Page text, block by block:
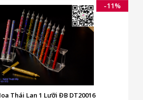
-11%
Thái Lan 1 Lưỡi ĐB DT20016